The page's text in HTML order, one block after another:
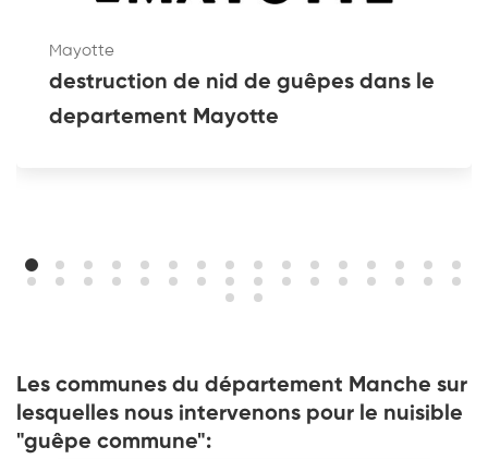
Mayotte
destruction de nid de guêpes dans le
departement Mayotte
Les communes du département Manche sur
lesquelles nous intervenons pour le nuisible
"guêpe commune":